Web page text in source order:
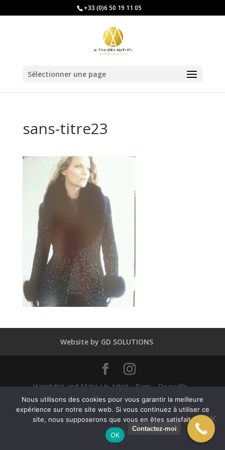
+33 (0)6 50 19 11 05
Sélectionner une page
sans-titre23
Website by GD SOLUTIONS
Hairstylist and Make Up Artist - Paris - Deauville -
Dubaï - New York - Alexandra Mathieu 2025
Contactez-moi
English(Anglais) Français
Nous utilisons des cookies pour vous garantir la meilleure
expérience sur notre site web. Si vous continuez à utiliser ce
site, nous supposerons que vous en êtes satisfait.
OK